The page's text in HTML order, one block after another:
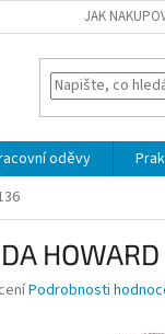
JAK
oděvy
Podrobnosti